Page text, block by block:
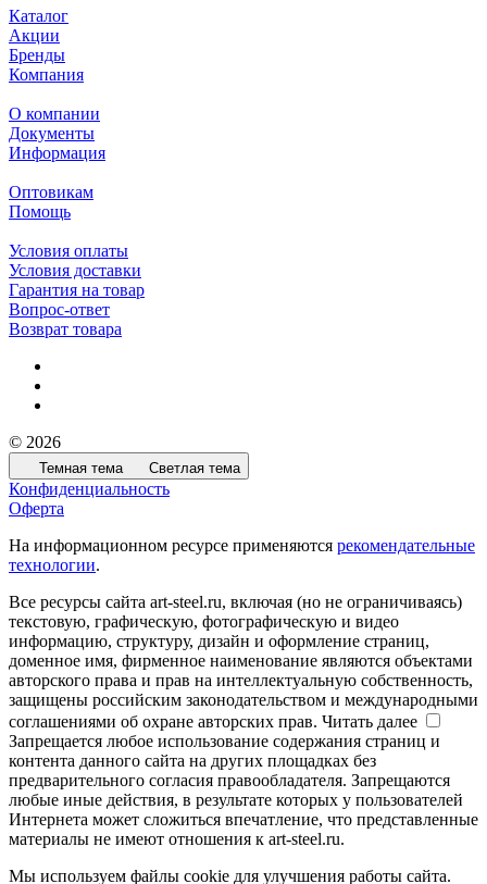
Каталог
Акции
Бренды
Компания
О компании
Документы
Информация
Оптовикам
Помощь
Условия оплаты
Условия доставки
Гарантия на товар
Вопрос-ответ
Возврат товара
© 2026
Темная тема Светлая тема
Конфиденциальность
Оферта
На информационном ресурсе применяются рекомендательные
технологии.
Все ресурсы сайта art-steel.ru, включая (но не ограничиваясь)
текстовую, графическую, фотографическую и видео
информацию, структуру, дизайн и оформление страниц,
доменное имя, фирменное наименование являются объектами
авторского права и прав на интеллектуальную собственность,
защищены российским законодательством и международными
соглашениями об охране авторских прав. Читать далее
Запрещается любое использование содержания страниц и
контента данного сайта на других площадках без
предварительного согласия правообладателя. Запрещаются
любые иные действия, в результате которых у пользователей
Интернета может сложиться впечатление, что представленные
материалы не имеют отношения к art-steel.ru.
Мы используем файлы cookie для улучшения работы сайта.